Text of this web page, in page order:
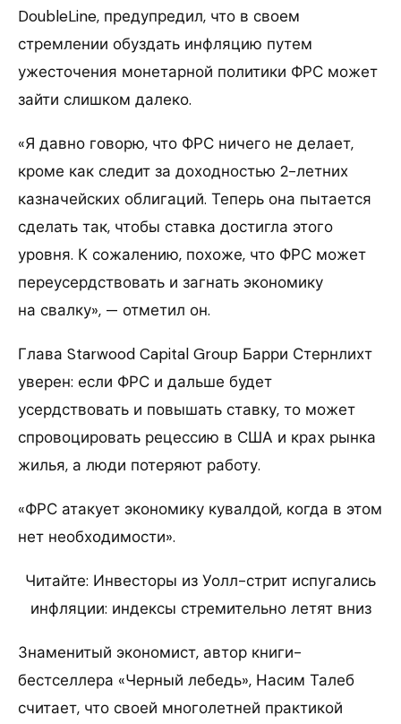
DoubleLine, предупредил, что в своем
стремлении обуздать инфляцию путем
ужесточения монетарной политики ФРС может
зайти слишком далеко.
«Я давно говорю, что ФРС ничего не делает,
кроме как следит за доходностью 2-летних
казначейских облигаций. Теперь она пытается
сделать так, чтобы ставка достигла этого
уровня. К сожалению, похоже, что ФРС может
переусердствовать и загнать экономику
на свалку», — отметил он.
Глава Starwood Capital Group Барри Стернлихт
уверен: если ФРС и дальше будет
усердствовать и повышать ставку, то может
спровоцировать рецессию в США и крах рынка
жилья, а люди потеряют работу.
«ФРС атакует экономику кувалдой, когда в этом
нет необходимости».
Читайте: Инвесторы из Уолл-стрит испугались
инфляции: индексы стремительно летят вниз
Знаменитый экономист, автор книги-
бестселлера «Черный лебедь», Насим Талеб
считает, что своей многолетней практикой